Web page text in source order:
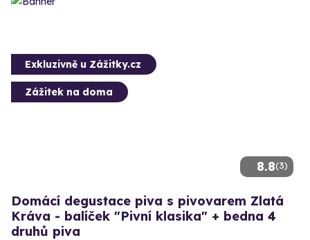
8.8(3)
Exkluzivně u Zážitky.cz
Zážitek na doma
Domácí degustace piva s pivovarem Zlatá
Kráva - balíček "Pivní klasika" + bedna 4
druhů piva